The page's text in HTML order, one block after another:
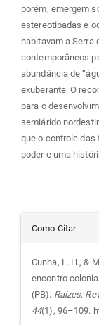
porém, emergem
estereotipadas e
habitavam a Serra
contemporâneos
abundância de
exuberante. O
para o
semiárido
que o controle
poder e uma
do
Como Citar
Cunha, L. H., &
encontro
(PB). Raízes:
44(1), 96–109.